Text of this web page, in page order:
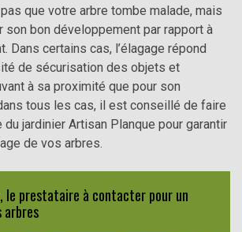
que votre arbre tombe malade, mais
son bon développement par rapport à
Dans certains cas, l’élagage répond
de sécurisation des objets et
à sa proximité que pour son
tous les cas, il est conseillé de faire
du jardinier Artisan Planque pour garantir
de vos arbres.
le prestataire à contacter pour un
arbres